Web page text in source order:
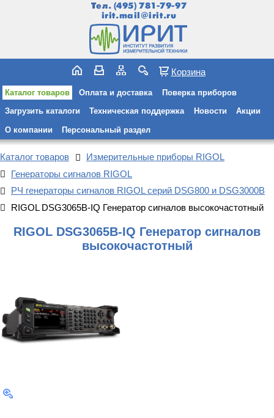
Тел. (495) 781-79-97
irit.mail@irit.ru
Корзина
Каталог товаров Оплата и доставка Поверка приборов
Загрузить каталоги Техническая поддержка Новости Акции
О компании Персональный раздел
Каталог товаров
Измерительные приборы RIGOL
Генераторы сигналов RIGOL
РЧ генераторы сигналов RIGOL серий DSG800 и DSG3000B
RIGOL DSG3065B-IQ Генератор сигналов высокочастотный
RIGOL DSG3065B-IQ Генератор сигналов
высокочастотный